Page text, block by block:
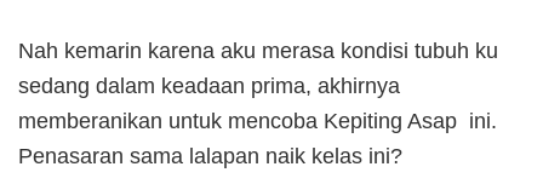
Nah kemarin karena aku merasa kondisi tubuh ku
sedang dalam keadaan prima, akhirnya
memberanikan untuk mencoba Kepiting Asap ini.
Penasaran sama lalapan naik kelas ini?